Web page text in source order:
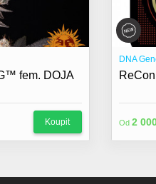
fem. DOJA
Koupit
DNA
Od 2